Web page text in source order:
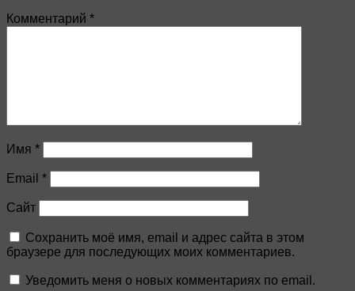
Комментарий *
Имя *
Email *
Сайт
Сохранить моё имя, email и адрес сайта в этом
браузере для последующих моих комментариев.
Уведомить меня о новых комментариях по email.